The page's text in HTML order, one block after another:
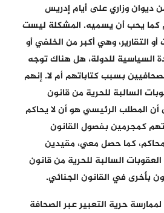
ديوان وزاري على أيام إدريس
كما يحب أن يسميه. المشكلة ليست
أو التقارير، وهي أكبر من الخلفي أو
السياسية للدولة، هل هناك توجه
بسبب كتاباتهم أم لا. إنهم
السالبة للحرية من قانون
المطلب الرئيسي هو أن لا يحاكم
كمجرمين بفصول القانون
كما حصل معي، مقيدين
العقوبات السالبة للحرية من قانون
بأخرى في القانون الجنائي.
حرية التعبير عبر الصحافة